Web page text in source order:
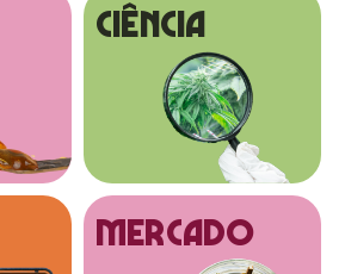
Ciência
MERCADO